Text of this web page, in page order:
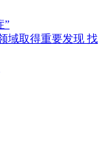
”
域取得重要发现 找